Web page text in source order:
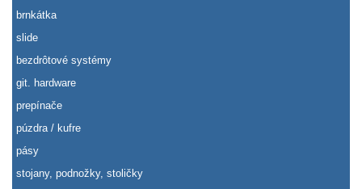
brnkátka
slide
bezdrôtové systémy
git. hardware
prepínače
púzdra / kufre
pásy
stojany, podnožky, stoličky